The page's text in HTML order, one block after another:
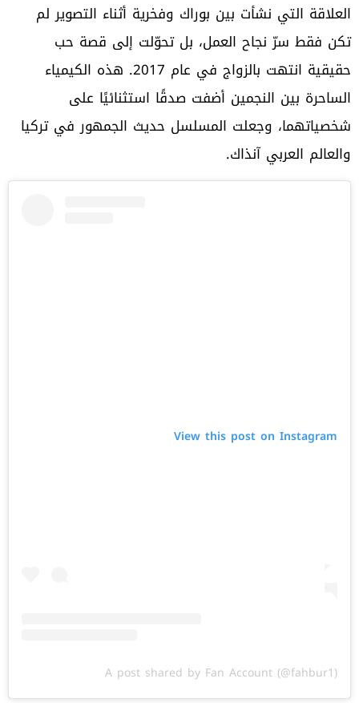
العلاقة التي نشأت بين بوراك وفخرية أثناء التصوير لم
تكن فقط سرّ نجاح العمل، بل تحوّلت إلى قصة حب
حقيقية انتهت بالزواج في عام 2017. هذه الكيمياء
الساحرة بين النجمين أضفت صدقًا استثنائيًا على
شخصياتهما، وجعلت المسلسل حديث الجمهور في تركيا
والعالم العربي آنذاك.
View this post on Instagram
A post shared by Fan Account (@fahbur1)